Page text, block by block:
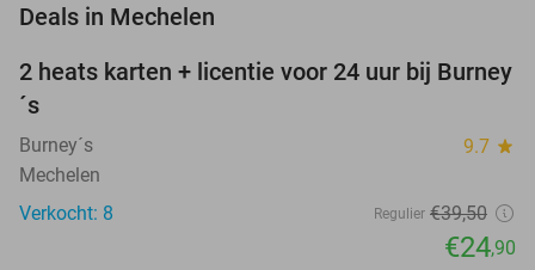
Deals in Mechelen
37%
2 heats karten + licentie voor 24 uur bij Burney
´s
Burney´s 9.7 star
Mechelen
Verkocht: 8
Regulier €39,50
€24,90